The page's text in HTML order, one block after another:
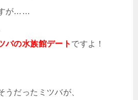
すが……
バの水族館デート ですよ！
うだったミツバが、